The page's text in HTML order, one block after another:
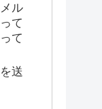
ル
て
て
送